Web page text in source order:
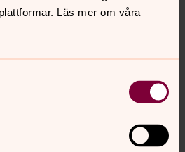
Läs mer om våra